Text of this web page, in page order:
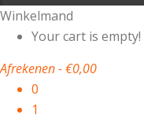
Winkelmand
Your cart is empty!
Afrekenen-€0,00
0
1